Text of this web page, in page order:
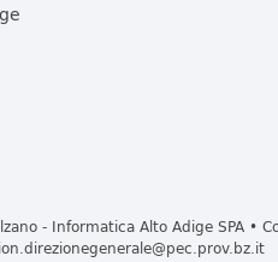
- Informatica Alto Adige SPA •